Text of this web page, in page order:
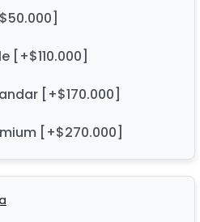
[+$110.000]
[+$170.000]
[+$270.000]